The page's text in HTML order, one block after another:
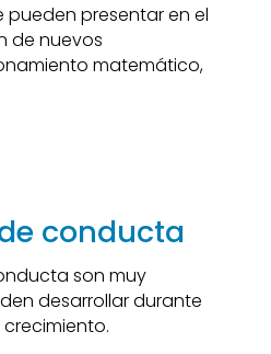
pueden presentar en el
de nuevos
matemático,
conducta
son muy
desarrollar durante